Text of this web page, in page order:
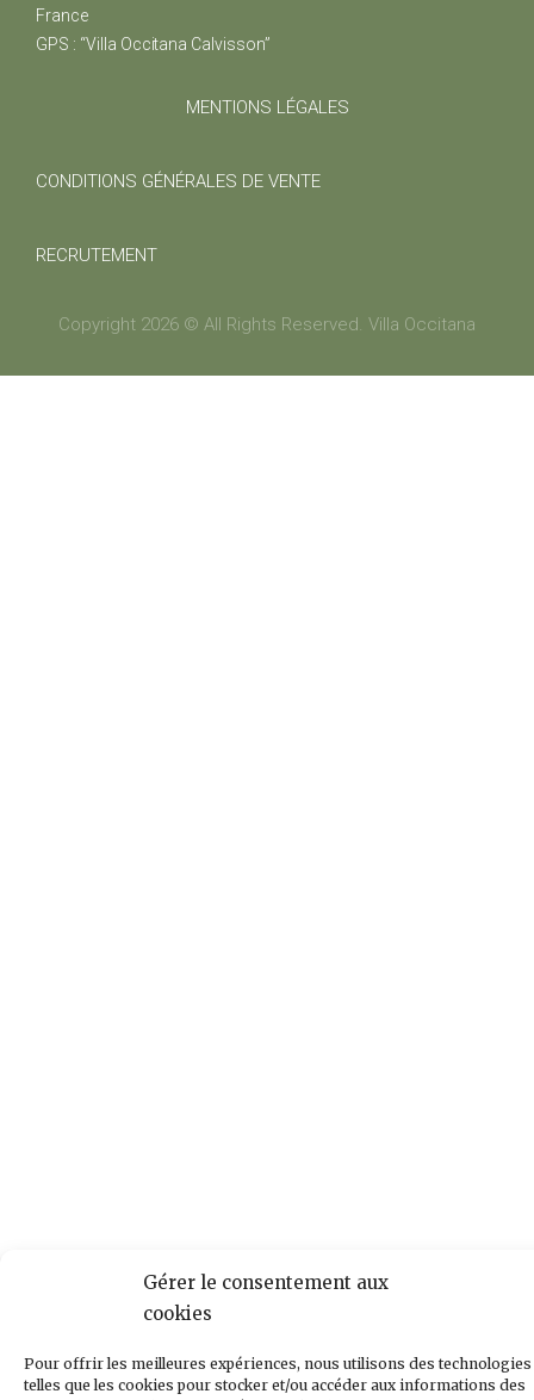
Gérer le consentement aux
cookies
Pour offrir les meilleures expériences, nous utilisons des technologies
telles que les cookies pour stocker et/ou accéder aux informations des
France
GPS : “Villa Occitana Calvisson”
MENTIONS LÉGALES
CONDITIONS GÉNÉRALES DE VENTE
RECRUTEMENT
Copyright 2026 © All Rights Reserved. Villa Occitana